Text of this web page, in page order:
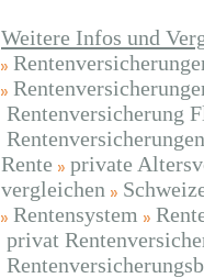
Weitere Infos und
Rentenversicherung
Rente
private
vergleichen
Rentensystem
privat